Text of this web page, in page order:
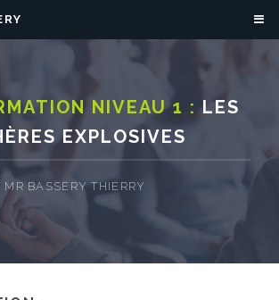
NIVEAU 1 : LES
EXPLOSIVES
MR BASSERY THIERRY